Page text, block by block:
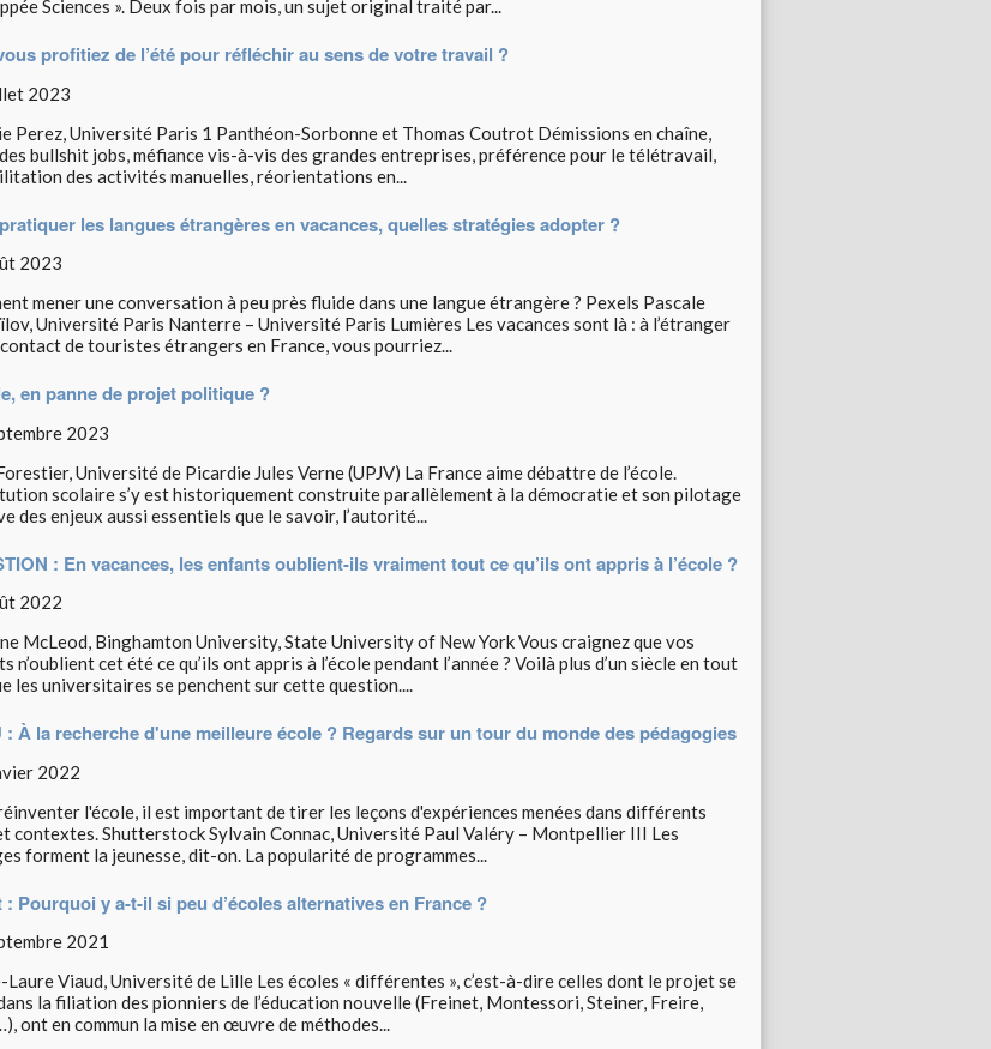
Sciences ». Deux fois par mois, un sujet original traité par...
profitiez de l’été pour réfléchir au sens de votre travail ?
2023
Perez, Université Paris 1 Panthéon-Sorbonne et Thomas Coutrot Démissions en chaîne,
bullshit jobs, méfiance vis-à-vis des grandes entreprises, préférence pour le télétravail,
des activités manuelles, réorientations en...
les langues étrangères en vacances, quelles stratégies adopter ?
2023
mener une conversation à peu près fluide dans une langue étrangère ? Pexels Pascale
Université Paris Nanterre – Université Paris Lumières Les vacances sont là : à l’étranger
de touristes étrangers en France, vous pourriez...
en panne de projet politique ?
2023
Université de Picardie Jules Verne (UPJV) La France aime débattre de l’école.
scolaire s’y est historiquement construite parallèlement à la démocratie et son pilotage
des enjeux aussi essentiels que le savoir, l’autorité...
: En vacances, les enfants oublient-ils vraiment tout ce qu’ils ont appris à l’école ?
2022
McLeod, Binghamton University, State University of New York Vous craignez que vos
n’oublient cet été ce qu’ils ont appris à l’école pendant l’année ? Voilà plus d’un siècle en tout
les universitaires se penchent sur cette question....
: À la recherche d'une meilleure école ? Regards sur un tour du monde des pédagogies
2022
l'école, il est important de tirer les leçons d'expériences menées dans différents
contextes. Shutterstock Sylvain Connac, Université Paul Valéry – Montpellier III Les
forment la jeunesse, dit-on. La popularité de programmes...
: Pourquoi y a-t-il si peu d’écoles alternatives en France ?
2021
Viaud, Université de Lille Les écoles « différentes », c’est-à-dire celles dont le projet se
la filiation des pionniers de l’éducation nouvelle (Freinet, Montessori, Steiner, Freire,
ont en commun la mise en œuvre de méthodes...